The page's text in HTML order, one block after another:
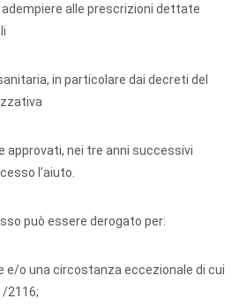
adempiere alle prescrizioni dettate
in particolare dai decreti del
approvati, nei tre anni successivi
l’aiuto.
può essere derogato per:
e/o una circostanza eccezionale di cui
2116;